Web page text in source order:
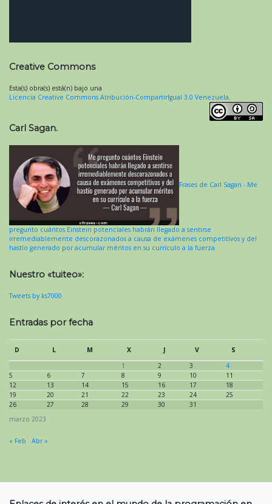
Creative Commons
Esta(s) obra(s) está(n) bajo una
Licencia Creative Commons Atribución-CompartirIgual 3.0 Venezuela.
Carl Sagan.
Frases de Carl Sagan - Me
pregunto cuántos Einstein potenciales habrán llegado a sentirse
irremediablemente descorazonados a causa de exámenes competitivos y del
hastío generado por acumular méritos en su currículo a la fuerza.
Nuestro «tuiteo»:
Tweets by ks7000
Entradas por fecha
marzo 2023
D L M X J V
S
1
2 3
4
5
6 7 8 9 10
11
12
13 14 15 16 17
18
19
20 21 22 23 24
25
26
27 28 29 30 31
« Feb Abr »